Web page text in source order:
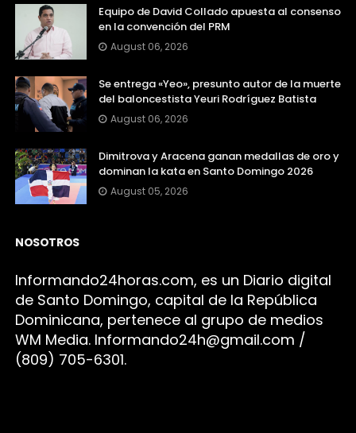
Equipo de David Collado apuesta al consenso
en la convención del PRM
August 06, 2026
Se entrega «Yeo», presunto autor de la muerte
del baloncestista Yeuri Rodríguez Batista
August 06, 2026
Dimitrova y Aracena ganan medallas de oro y
dominan la kata en Santo Domingo 2026
August 05, 2026
NOSOTROS
Informando24horas.com, es un Diario digital
de Santo Domingo, capital de la República
Dominicana, pertenece al grupo de medios
WM Media. Informando24h@gmail.com /
(809) 705-6301.